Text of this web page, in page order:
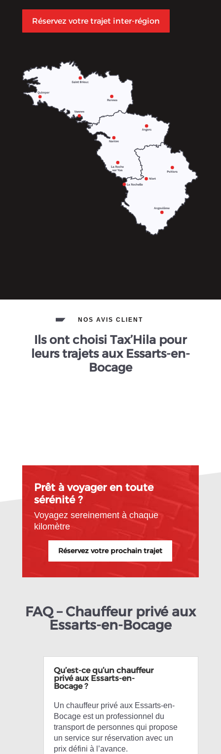
Réservez votre trajet inter-région
NOS AVIS CLIENT
Ils ont choisi Tax’Hila pour
leurs trajets aux Essarts-en-
Bocage
Prêt à voyager en toute
sérénité ?
Voyagez sereinement à chaque
kilomètre
Réservez votre prochain trajet
FAQ – Chauffeur privé aux
Essarts-en-Bocage
Qu’est-ce qu’un chauffeur
privé aux Essarts-en-
Bocage ?
Un chauffeur privé aux Essarts-en-
Bocage est un professionnel du
transport de personnes qui propose
un service sur réservation avec un
prix défini à l’avance.